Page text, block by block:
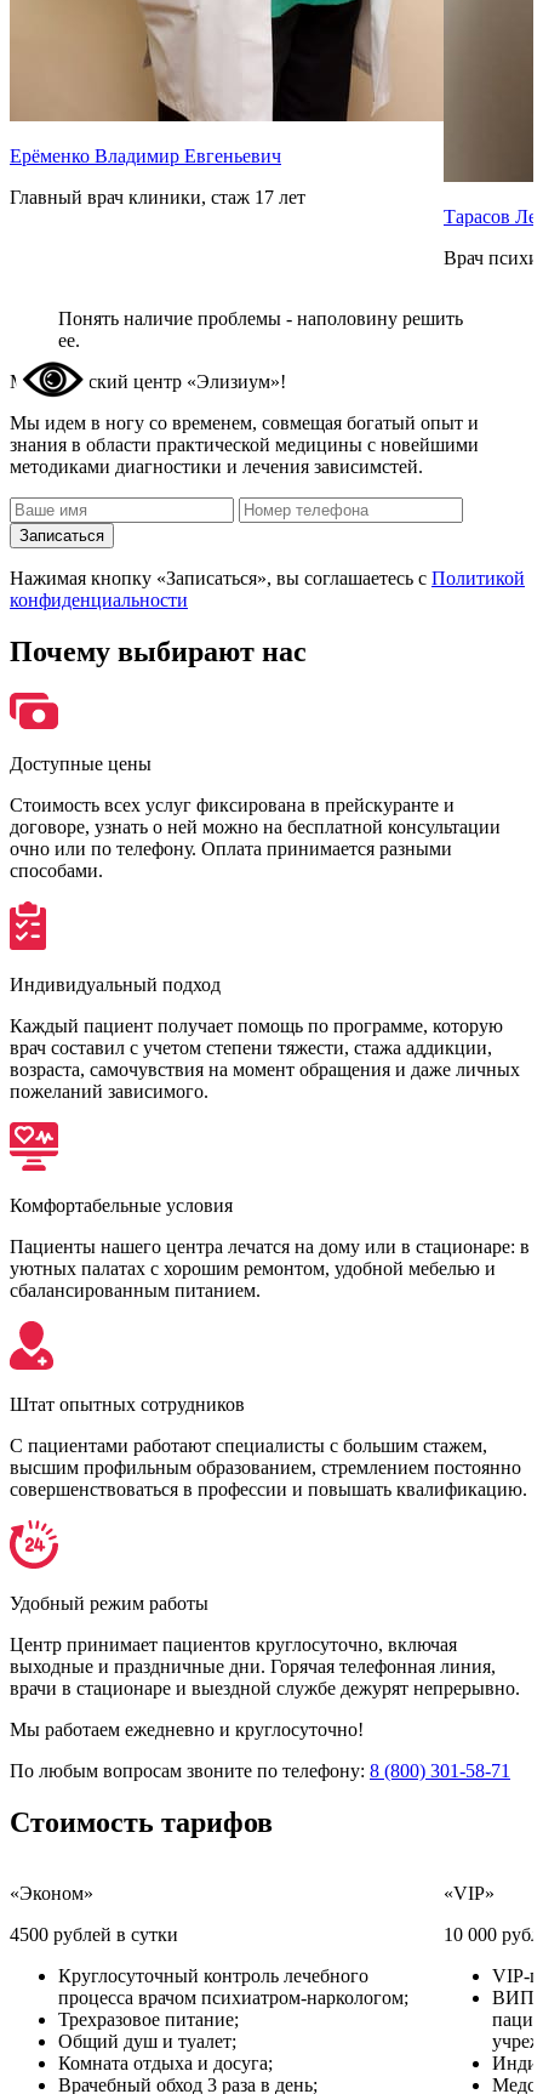
Ерёменко Владимир Евгеньевич
Главный врач клиники, стаж 17 лет
Тарасов
Врач
Понять наличие проблемы - наполовину решить
ее.
Медицинский центр «Элизиум»!
Мы идем в ногу со временем, совмещая богатый опыт и
знания в области практической медицины с новейшими
методиками диагностики и лечения зависимстей.
Записаться
Нажимая кнопку «Записаться», вы соглашаетесь с Политикой
конфиденциальности
Почему выбирают нас
Доступные цены
Стоимость всех услуг фиксирована в прейскуранте и
договоре, узнать о ней можно на бесплатной консультации
очно или по телефону. Оплата принимается разными
способами.
Индивидуальный подход
Каждый пациент получает помощь по программе, которую
врач составил с учетом степени тяжести, стажа аддикции,
возраста, самочувствия на момент обращения и даже личных
пожеланий зависимого.
Комфортабельные условия
Пациенты нашего центра лечатся на дому или в стационаре: в
уютных палатах с хорошим ремонтом, удобной мебелью и
сбалансированным питанием.
Штат опытных сотрудников
С пациентами работают специалисты с большим стажем,
высшим профильным образованием, стремлением постоянно
совершенствоваться в профессии и повышать квалификацию.
Удобный режим работы
Центр принимает пациентов круглосуточно, включая
выходные и праздничные дни. Горячая телефонная линия,
врачи в стационаре и выездной службе дежурят непрерывно.
Мы работаем ежедневно и круглосуточно!
По любым вопросам звоните по телефону: 8 (800) 301-58-71
Стоимость тарифов
«Эконом»
4500 рублей в сутки
Круглосуточный контроль лечебного
процесса врачом психиатром-наркологом;
Трехразовое питание;
Общий душ и туалет;
Комната отдыха и досуга;
Врачебный обход 3 раза в день;
«VIP»
10 000
VIP-
ВИП